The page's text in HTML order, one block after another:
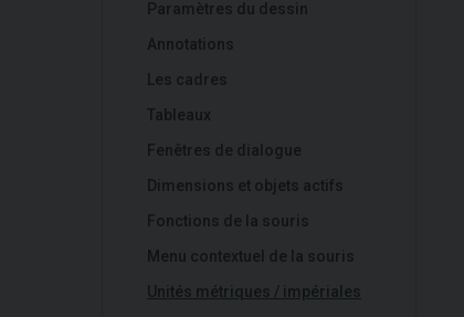
Paramètres du dessin
Annotations
Les cadres
Tableaux
Fenêtres de dialogue
Dimensions et objets actifs
Fonctions de la souris
Menu contextuel de la souris
Unités métriques / impériales